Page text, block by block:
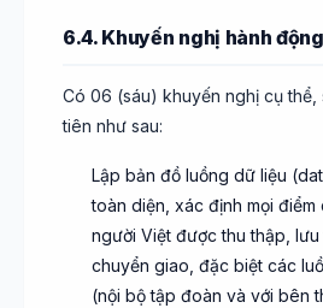
6.4. Khuyến nghị hành động
Có 06 (sáu) khuyến nghị cụ
tiên như sau:
Lập bản đồ luồng dữ liệu
toàn diện, xác định mọi điểm
người Việt được thu thập,
chuyển giao, đặc biệt các
(nội bộ tập đoàn và với bên